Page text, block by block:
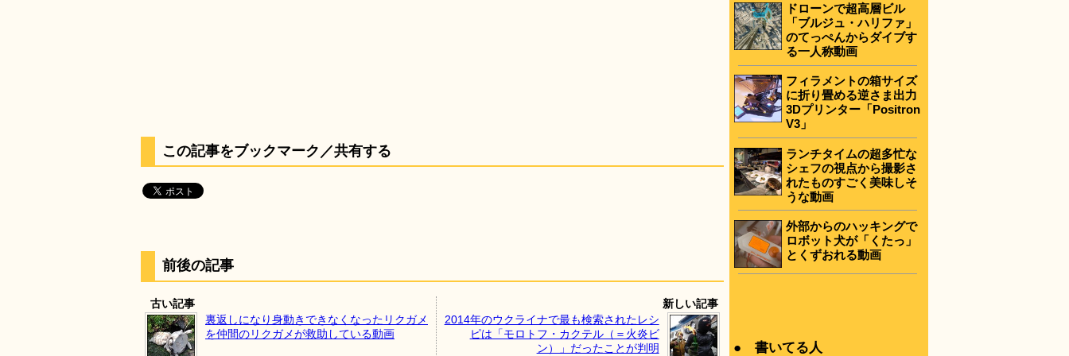
この記事をブックマーク／共有する
前後の記事
古い記事
裏返しになり身動きできなくなったリクガメ
を仲間のリクガメが救助している動画
新しい記事
2014年のウクライナで最も検索されたレシ
ピは「モロトフ・カクテル（＝火炎ビ
ン）」だったことが判明
ドローンで超高層ビル
「ブルジュ・ハリファ」
のてっぺんからダイブす
る一人称動画
フィラメントの箱サイズ
に折り畳める逆さま出力
3Dプリンター「Positron
V3」
ランチタイムの超多忙な
シェフの視点から撮影さ
れたものすごく美味しそ
うな動画
外部からのハッキングで
ロボット犬が「くたっ」
とくずおれる動画
● 書いてる人